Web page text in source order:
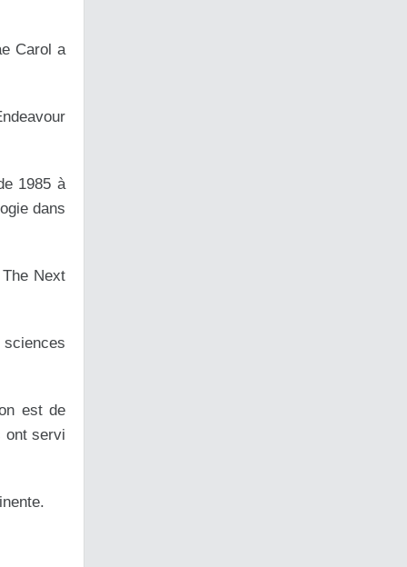
Carol a
1985 à
dans
Next
est de
ont servi